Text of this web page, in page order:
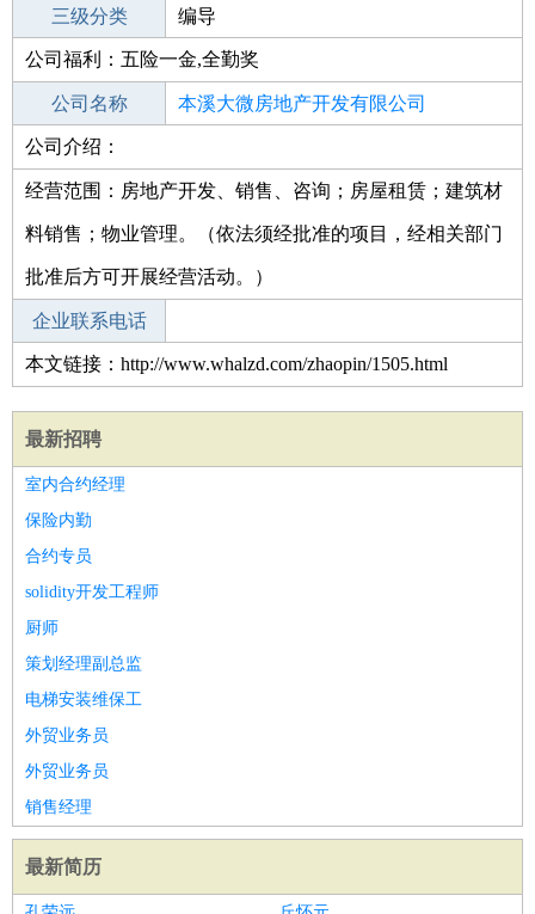
二级分类 娱乐/影视
三级分类 编导
其他行业
公司福利：五险一金,全勤奖
公司名称 本溪大微房地产开发有限公司
公司类型
独资)
公司介绍：
经营范围：房地产开发、销售、咨询；房屋租赁；建筑材
料销售；物业管理。（依法须经批准的项目，经相关部门
批准后方可开展经营活动。）
企业联系电话
本文链接：http://www.whalzd.com/zhaopin/1505.html
最新招聘
室内合约经理
保险内勤
合约专员
solidity开发工程师
厨师
策划经理副总监
电梯安装维保工
外贸业务员
外贸业务员
销售经理
最新简历